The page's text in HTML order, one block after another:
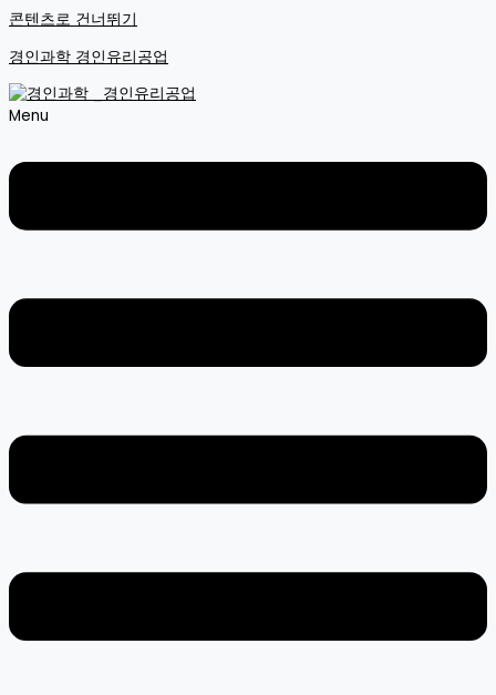
콘텐츠로 건너뛰기
경인과학 경인유리공업
Menu